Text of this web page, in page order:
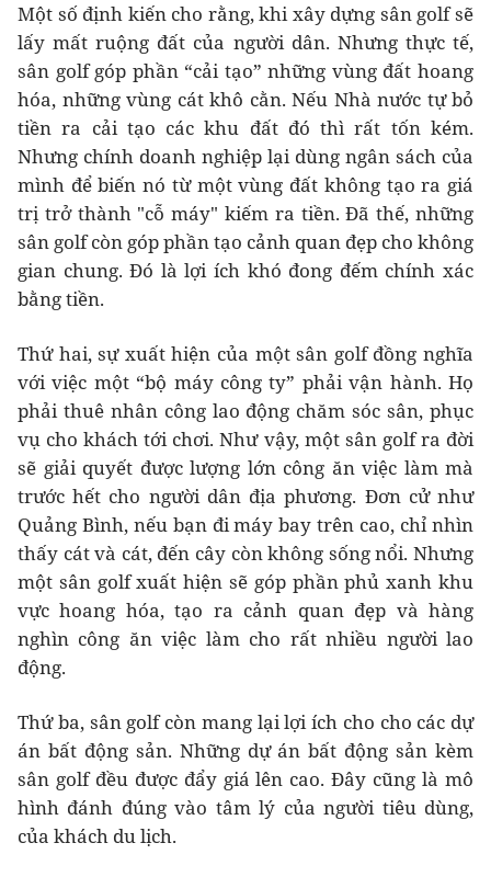
Một số định kiến cho rằng, khi xây dựng sân golf sẽ
lấy mất ruộng đất của người dân. Nhưng thực tế,
sân golf góp phần “cải tạo” những vùng đất hoang
hóa, những vùng cát khô cằn. Nếu Nhà nước tự bỏ
tiền ra cải tạo các khu đất đó thì rất tốn kém.
Nhưng chính doanh nghiệp lại dùng ngân sách của
mình để biến nó từ một vùng đất không tạo ra giá
trị trở thành "cỗ máy" kiếm ra tiền. Đã thế, những
sân golf còn góp phần tạo cảnh quan đẹp cho không
gian chung. Đó là lợi ích khó đong đếm chính xác
bằng tiền.
Thứ hai, sự xuất hiện của một sân golf đồng nghĩa
với việc một “bộ máy công ty” phải vận hành. Họ
phải thuê nhân công lao động chăm sóc sân, phục
vụ cho khách tới chơi. Như vậy, một sân golf ra đời
sẽ giải quyết được lượng lớn công ăn việc làm mà
trước hết cho người dân địa phương. Đơn cử như
Quảng Bình, nếu bạn đi máy bay trên cao, chỉ nhìn
thấy cát và cát, đến cây còn không sống nổi. Nhưng
một sân golf xuất hiện sẽ góp phần phủ xanh khu
vực hoang hóa, tạo ra cảnh quan đẹp và hàng
nghìn công ăn việc làm cho rất nhiều người lao
động.
Thứ ba, sân golf còn mang lại lợi ích cho cho các dự
án bất động sản. Những dự án bất động sản kèm
sân golf đều được đẩy giá lên cao. Đây cũng là mô
hình đánh đúng vào tâm lý của người tiêu dùng,
của khách du lịch.